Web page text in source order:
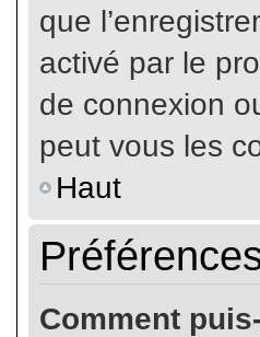
que
activé par le
de connexion
peut vous les
Haut
Comment